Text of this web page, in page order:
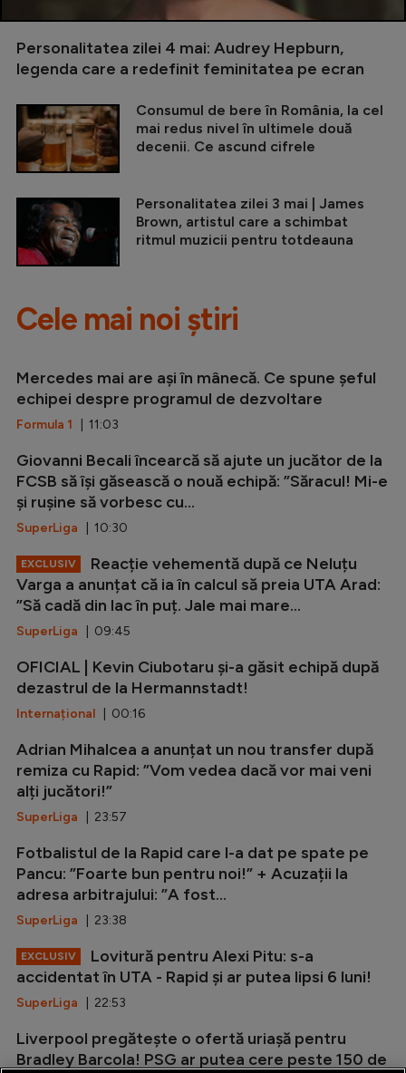
Personalitatea zilei 4 mai: Audrey Hepburn,
legenda care a redefinit feminitatea pe ecran
Consumul de bere în România, la cel
mai redus nivel în ultimele două
decenii. Ce ascund cifrele
Personalitatea zilei 3 mai | James
Brown, artistul care a schimbat
ritmul muzicii pentru totdeauna
Cele mai noi știri
Mercedes mai are ași în mânecă. Ce spune șeful
echipei despre programul de dezvoltare
Formula 1 | 11:03
Giovanni Becali încearcă să ajute un jucător de la
FCSB să își găsească o nouă echipă: ”Săracul! Mi-e
și rușine să vorbesc cu...
SuperLiga | 10:30
EXCLUSIV
Reacție vehementă după ce Neluțu
Varga a anunțat că ia în calcul să preia UTA Arad:
”Să cadă din lac în puț. Jale mai mare...
SuperLiga | 09:45
OFICIAL | Kevin Ciubotaru și-a găsit echipă după
dezastrul de la Hermannstadt!
Internațional | 00:16
Adrian Mihalcea a anunțat un nou transfer după
remiza cu Rapid: ”Vom vedea dacă vor mai veni
alți jucători!”
SuperLiga | 23:57
Fotbalistul de la Rapid care l-a dat pe spate pe
Pancu: ”Foarte bun pentru noi!” + Acuzații la
adresa arbitrajului: ”A fost...
SuperLiga | 23:38
EXCLUSIV
Lovitură pentru Alexi Pitu: s-a
accidentat în UTA - Rapid și ar putea lipsi 6 luni!
SuperLiga | 22:53
Liverpool pregătește o ofertă uriașă pentru
Bradley Barcola! PSG ar putea cere peste 150 de